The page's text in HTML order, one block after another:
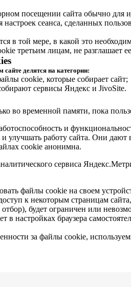
посещении сайта обычно для
сеанса, сделанных
в той мере, в какой это
третьим лицам, не разглашает
делятся на категории:
сookie, которые собирает сайт;
сервисы Яндекс и JivoSite.
во временной памяти, пока
и
улучшать работу сайта. Они
cookie анонимна.
сервиса
файлы cookie на своем
к некоторым страницам
будет ограничен или
в настройках браузера
за файлы cookie,